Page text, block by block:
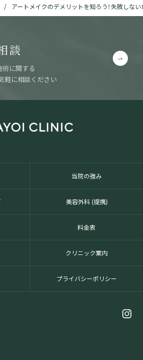
アートメイクのデメリットを知ろう！失敗しな
談
に関する
軽に相談ください
当院の強み
美容外科 (提携)
料金表
クリニック案内
プライバシーポリシー